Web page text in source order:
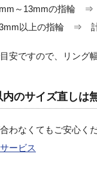
～13mmの指輪 ⇒
以上の指輪 ⇒ 計
目安ですので、リン
のサイズ直しは
わなくてもご安心く
ービス